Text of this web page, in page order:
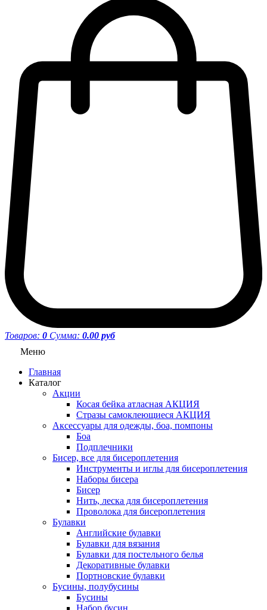
Товаров: 0 Сумма: 0.00 руб
Меню
Главная
Каталог
Акции
Косая бейка атласная АКЦИЯ
Стразы самоклеющиеся АКЦИЯ
Аксессуары для одежды, боа, помпоны
Боа
Подплечники
Бисер, все для бисероплетения
Инструменты и иглы для бисероплетения
Наборы бисера
Бисер
Нить, леска для бисероплетения
Проволока для бисероплетения
Булавки
Английские булавки
Булавки для вязания
Булавки для постельного белья
Декоративные булавки
Портновские булавки
Бусины, полубусины
Бусины
Набор бусин